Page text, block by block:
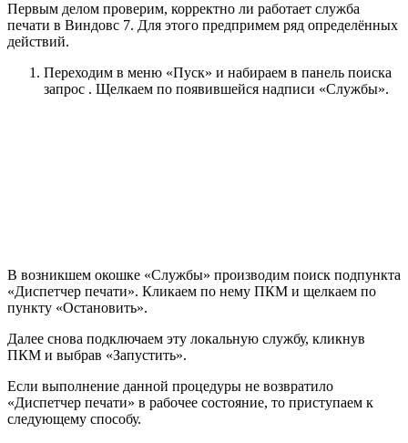
Первым делом проверим, корректно ли работает служба
печати в Виндовс 7. Для этого предпримем ряд определённых
действий.
Переходим в меню «Пуск» и набираем в панель поиска
запрос . Щелкаем по появившейся надписи «Службы».
В возникшем окошке «Службы» производим поиск подпункта
«Диспетчер печати». Кликаем по нему ПКМ и щелкаем по
пункту «Остановить».
Далее снова подключаем эту локальную службу, кликнув
ПКМ и выбрав «Запустить».
Если выполнение данной процедуры не возвратило
«Диспетчер печати» в рабочее состояние, то приступаем к
следующему способу.